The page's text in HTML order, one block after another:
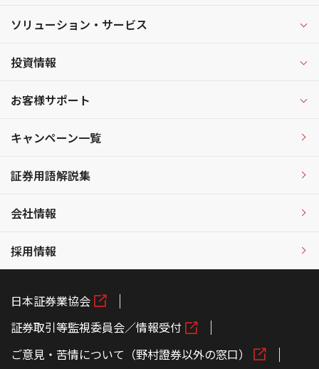
ソリューション・サービス
投資情報
お客様サポート
キャンペーン一覧
証券用語解説集
会社情報
採用情報
日本証券業協会
証券取引等監視委員会／情報受付
ご意見・苦情について（野村證券以外の窓口）